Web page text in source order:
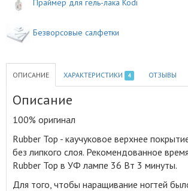
Праймер для гель-лака Kodi
Безворсовые салфетки
ОПИСАНИЕ ХАРАКТЕРИСТИКИ 4 ОТЗЫВЫ
Описание
100% оригинал
Rubber Top - каучуковое верхнее
без липкого слоя. Рекомендованное
Rubber Top в УФ лампе 36 Вт 3 минуты.
Для того, чтобы наращивание ногтей